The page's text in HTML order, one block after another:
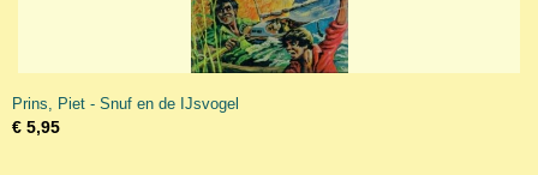
Prins, Piet - Snuf en de IJsvogel
€ 5,95